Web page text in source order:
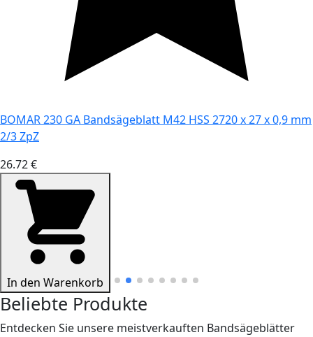
BOMAR 230 GA Bandsägeblatt M42 HSS 2720 x 27 x 0,9 mm
2/3 ZpZ
26.72 €
In den Warenkorb
Beliebte Produkte
Entdecken Sie unsere meistverkauften Bandsägeblätter